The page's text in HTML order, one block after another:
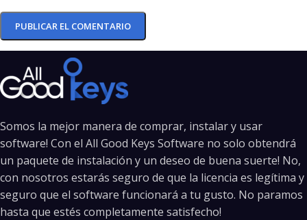
Somos la mejor manera de comprar, instalar y usar
software! Con el All Good Keys Software no solo obtendrá
un paquete de instalación y un deseo de buena suerte! No,
con nosotros estarás seguro de que la licencia es legítima y
seguro que el software funcionará a tu gusto. No paramos
hasta que estés completamente satisfecho!